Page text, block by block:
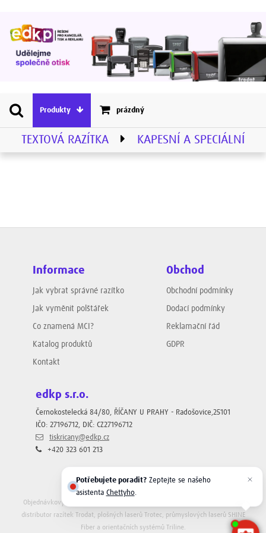
Produkty prázdný
TEXTOVÁ RAZÍTKA KAPESNÍ A SPECIÁLNÍ
Informace
Jak vybrat správné razítko
Jak vyměnit polštářek
Co znamená MCI?
Katalog produktů
Kontakt
Obchod
Obchodní podmínky
Dodací podmínky
Reklamační řád
GDPR
edkp s.r.o.
Černokostelecká 84/80, ŘÍČANY U PRAHY - Radošovice,25101
IČO: 27196712, DIČ: CZ27196712
tiskricany@edkp.cz
+420 323 601 213
Objednávkový systém RAZITKO.CZ provozuje firma
distributor razítek Trodat, plošných laserů Trotec, průmyslových laserů SHINE
Fiber a orientačních systémů Triline.
Potřebujete poradit?Zeptejte se našeho
asistenta Chettyho.